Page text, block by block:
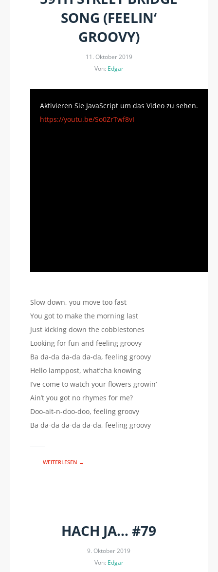
SONG (FEELIN‘
GROOVY)
11. Oktober 2019
Von: Edgar
Aktivieren Sie JavaScript um das Video zu sehen.
https://youtu.be/So0ZrTwf8vI
Slow down, you move too fast
You got to make the morning last
Just kicking down the cobblestones
Looking for fun and feeling groovy
Ba da-da da-da da-da, feeling groovy
Hello lamppost, what’cha knowing
I’ve come to watch your flowers growin‘
Ain’t you got no rhymes for me?
Doo-ait-n-doo-doo, feeling groovy
Ba da-da da-da da-da, feeling groovy
WEITERLESEN →
HACH JA… #79
9. Oktober 2019
Von: Edgar